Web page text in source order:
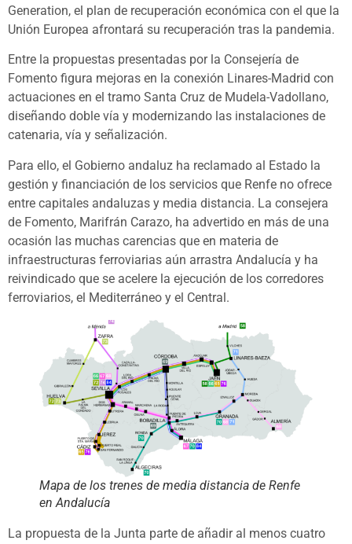
Generation, el plan de recuperación económica con el que la
Unión Europea afrontará su recuperación tras la pandemia.
Entre la propuestas presentadas por la Consejería de
Fomento figura mejoras en la conexión Linares-Madrid con
actuaciones en el tramo Santa Cruz de Mudela-Vadollano,
diseñando doble vía y modernizando las instalaciones de
catenaria, vía y señalización.
Para ello, el Gobierno andaluz ha reclamado al Estado la
gestión y financiación de los servicios que Renfe no ofrece
entre capitales andaluzas y media distancia. La consejera
de Fomento, Marifrán Carazo, ha advertido en más de una
ocasión las muchas carencias que en materia de
infraestructuras ferroviarias aún arrastra Andalucía y ha
reivindicado que se acelere la ejecución de los corredores
ferroviarios, el Mediterráneo y el Central.
Mapa de los trenes de media distancia de Renfe
en Andalucía
La propuesta de la Junta parte de añadir al menos cuatro